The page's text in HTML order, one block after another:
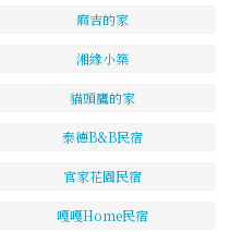
麻吉的家
湘緣小築
貓頭鷹的家
泰德B&B民宿
官家花園民宿
嘎嘎Home民宿